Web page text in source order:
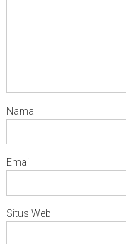
Nama
Email
Situs Web